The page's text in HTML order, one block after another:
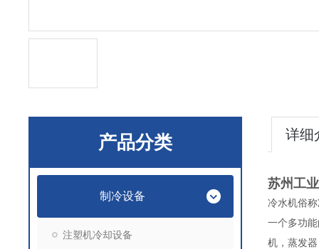
产品分类
制冷设备
注塑机冷却设备
详细
苏州工
冷水机俗
一个多功
机，蒸发